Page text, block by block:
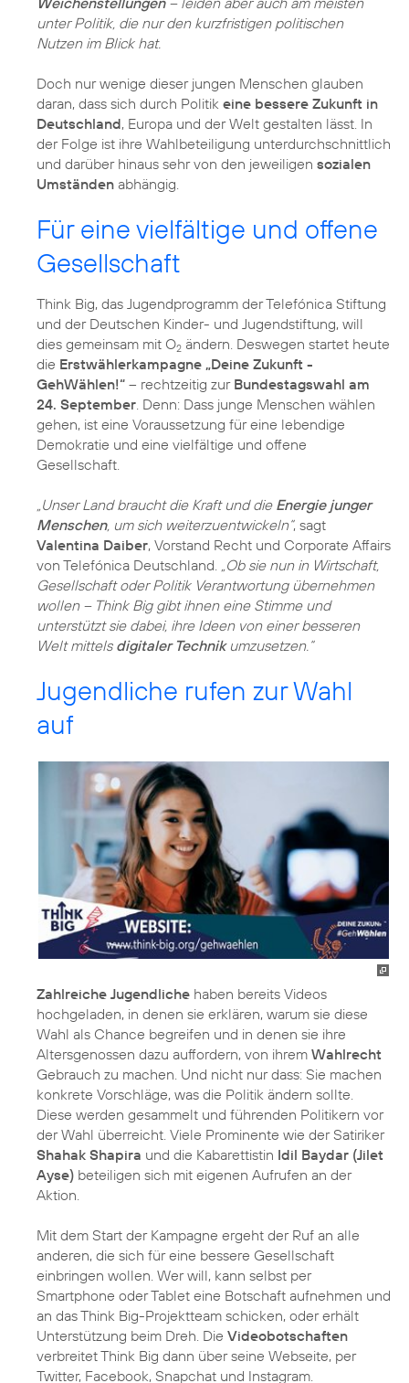
unter Politik, die nur den kurzfristigen politischen
Nutzen im Blick hat.
Doch nur wenige dieser jungen Menschen glauben
daran, dass sich durch Politik eine bessere Zukunft in
Deutschland, Europa und der Welt gestalten lässt. In
der Folge ist ihre Wahlbeteiligung unterdurchschnittlich
und darüber hinaus sehr von den jeweiligen sozialen
Umständen abhängig.
Für eine vielfältige und offene
Gesellschaft
Think Big, das Jugendprogramm der Telefónica Stiftung
und der Deutschen Kinder- und Jugendstiftung, will
dies gemeinsam mit O2 ändern. Deswegen startet heute
die Erstwählerkampagne „Deine Zukunft -
GehWählen!“ – rechtzeitig zur Bundestagswahl am
24. September . Denn: Dass junge Menschen wählen
gehen, ist eine Voraussetzung für eine lebendige
Demokratie und eine vielfältige und offene
Gesellschaft.
„Unser Land braucht die Kraft und die Energie junger
Menschen, um sich weiterzuentwickeln“, sagt
Valentina Daiber, Vorstand Recht und Corporate Affairs
von Telefónica Deutschland.
„Ob sie nun in Wirtschaft,
Gesellschaft oder Politik Verantwortung übernehmen
wollen – Think Big gibt ihnen eine Stimme und
unterstützt sie dabei, ihre Ideen von einer besseren
Welt mittels digitaler Technikumzusetzen.“
Jugendliche rufen zur Wahl
auf
Zahlreiche Jugendliche haben bereits Videos
hochgeladen, in denen sie erklären, warum sie diese
Wahl als Chance begreifen und in denen sie ihre
Altersgenossen dazu auffordern, von ihrem Wahlrecht
Gebrauch zu machen. Und nicht nur dass: Sie machen
konkrete Vorschläge, was die Politik ändern sollte.
Diese werden gesammelt und führenden Politikern vor
der Wahl überreicht. Viele Prominente wie der Satiriker
Shahak Shapira und die Kabarettistin Idil Baydar (Jilet
Ayse) beteiligen sich mit eigenen Aufrufen an der
Aktion.
Mit dem Start der Kampagne ergeht der Ruf an alle
anderen, die sich für eine bessere Gesellschaft
einbringen wollen. Wer will, kann selbst per
Smartphone oder Tablet eine Botschaft aufnehmen und
an das Think Big-Projektteam schicken, oder erhält
Unterstützung beim Dreh. Die Videobotschaften
verbreitet Think Big dann über seine Webseite, per
Twitter, Facebook, Snapchat und Instagram.